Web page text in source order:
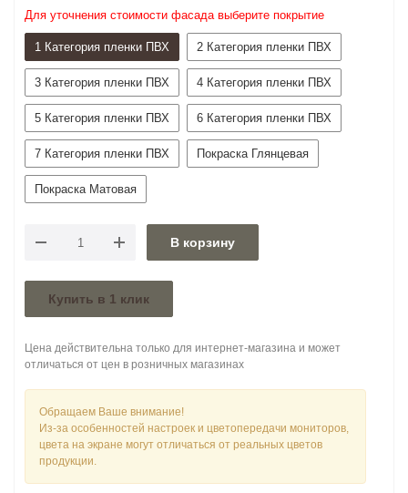
Для уточнения стоимости фасада выберите покрытие
1 Категория пленки ПВХ 2 Категория пленки ПВХ
3 Категория пленки ПВХ 4 Категория пленки ПВХ
5 Категория пленки ПВХ 6 Категория пленки ПВХ
7 Категория пленки ПВХ Покраска Глянцевая
Покраска Матовая
В корзину
Купить в 1 клик
Цена действительна только для интернет-магазина и может
отличаться от цен в розничных магазинах
Обращаем Ваше внимание!
Из-за особенностей настроек и цветопередачи мониторов,
цвета на экране могут отличаться от реальных цветов
продукции.